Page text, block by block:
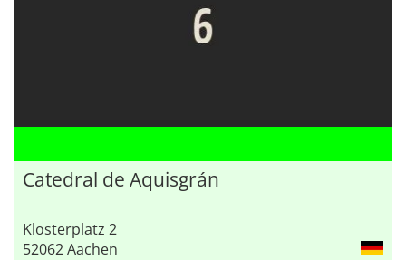
Catedral de Aquisgrán
Klosterplatz 2
52062 Aachen